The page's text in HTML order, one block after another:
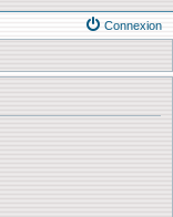
Connexion